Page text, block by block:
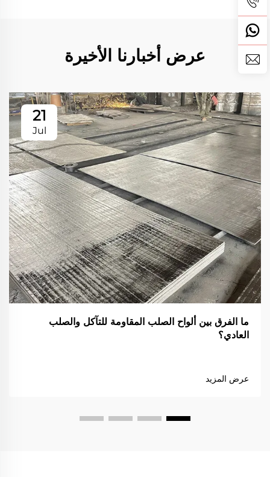
عرض أخبارنا الأخيرة
21
Jul
ما الفرق بين ألواح الصلب المقاومة للتآكل والصلب
العادي؟
عرض المزيد